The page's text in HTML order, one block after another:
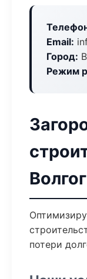
Email:
Город:
Режим
потери